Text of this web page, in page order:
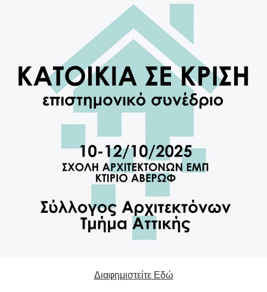
Διαφημιστείτε Εδώ